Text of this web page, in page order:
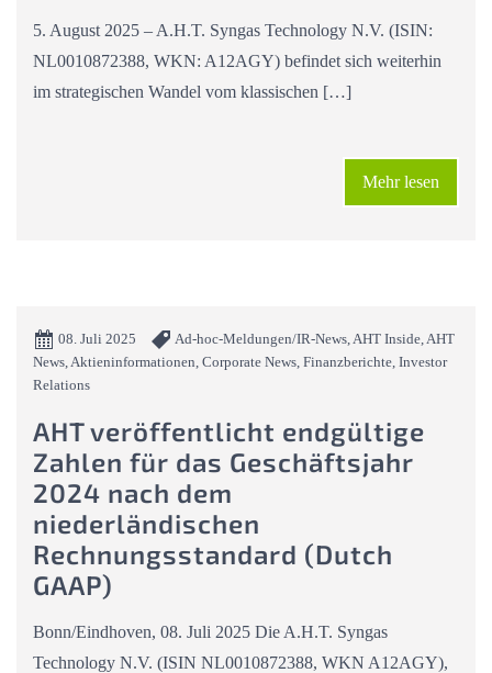
5. August 2025 – A.H.T. Syngas Technology N.V. (ISIN:
NL0010872388, WKN: A12AGY) befindet sich weiterhin
im strategischen Wandel vom klassischen […]
Mehr lesen
08. Juli 2025
Ad-hoc-Meldungen/IR-News, AHT Inside, AHT
News, Aktieninformationen, Corporate News, Finanzberichte, Investor
Relations
AHT veröffentlicht endgültige
Zahlen für das Geschäftsjahr
2024 nach dem
niederländischen
Rechnungsstandard (Dutch
GAAP)
Bonn/Eindhoven, 08. Juli 2025 Die A.H.T. Syngas
Technology N.V. (ISIN NL0010872388, WKN A12AGY),